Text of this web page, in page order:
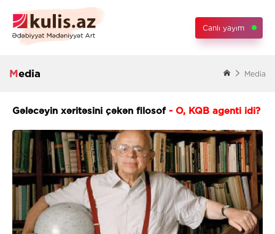
Canlı yayım
Media Media
Gələcəyin xəritəsini çəkən filosof - O, KQB agenti idi?